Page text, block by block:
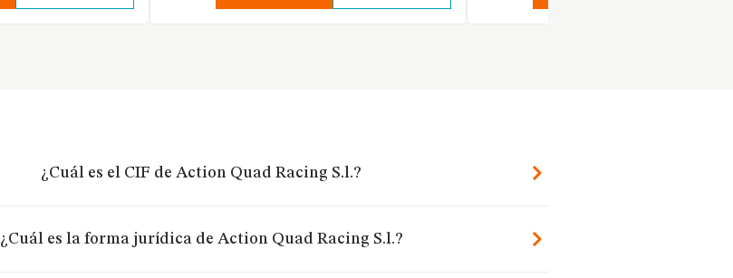
¿Cuál es el CIF de Action Quad Racing S.l.?
¿Cuál es la forma jurídica de Action Quad Racing S.l.?